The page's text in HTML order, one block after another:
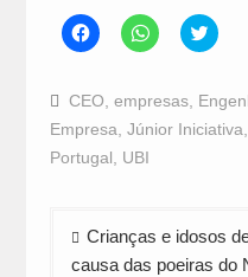
Click
to
Facebook
(Opens
in
new
window)
Click
to
WhatsApp
(Opens
in
new
Click
to
in
new
CEO empresas,
Empresa Júnior Iniciativa
Portugal
UBI
Navegação
de
Crianças e idosos
causa das poeiras do